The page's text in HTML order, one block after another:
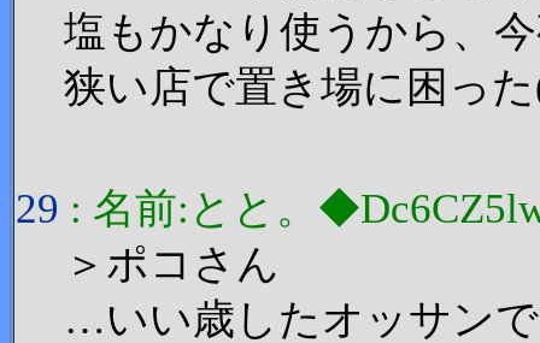
塩もかなり使うから、
狭い店で置き場に困っ
29 : 名前:とと。
＞ポコさん
…いい歳したオッサン